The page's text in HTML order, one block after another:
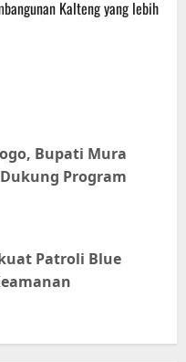
Kalteng yang lebih
Bupati Mura
Program
Patroli Blue